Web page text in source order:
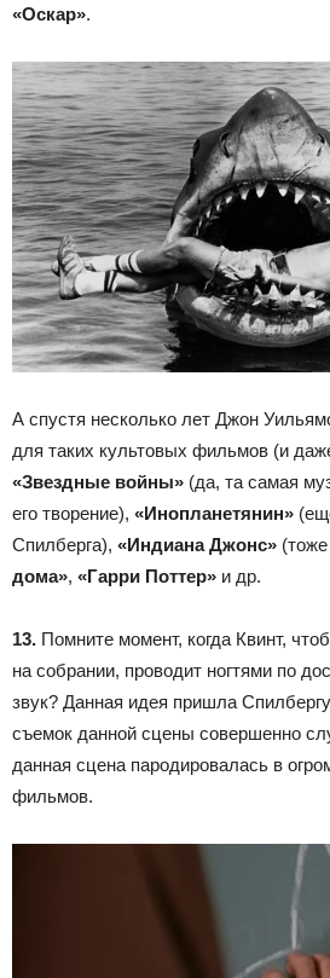
«Оскар».
А спустя несколько лет Джон
для таких культовых фильмов (и
«Звездные войны» (да, та самая
его творение), «Инопланетянин»
Спилберга), «Индиана Джонс»
дома», «Гарри Поттер» и др.
13. Помните момент, когда Квинт,
на собрании, проводит ногтями по
звук? Данная идея пришла
съемок данной сцены совершенно
данная сцена пародировалась в
фильмов.